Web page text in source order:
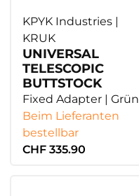
KPYK Industries |
KRUK
UNIVERSAL
TELESCOPIC
BUTTSTOCK
Fixed Adapter | Grün
Beim Lieferanten
bestellbar
CHF 335.90